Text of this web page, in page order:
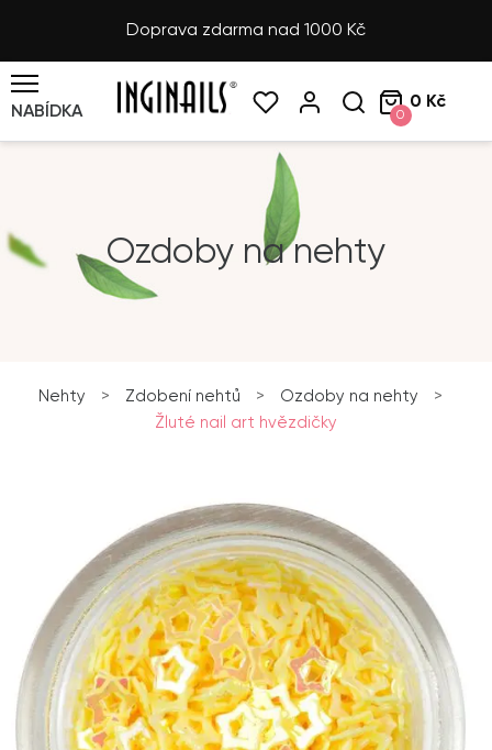
Doprava zdarma nad 1000 Kč
NABÍDKA 0
0 Kč
Ozdoby na nehty
Nehty > Zdobení nehtů > Ozdoby na nehty
>
Žluté nail art hvězdičky